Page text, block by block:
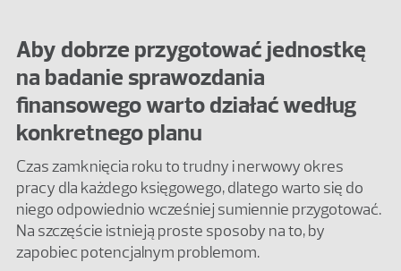
Aby dobrze przygotować jednostkę
na badanie sprawozdania
finansowego warto działać według
konkretnego planu
Czas zamknięcia roku to trudny i nerwowy okres
pracy dla każdego księgowego, dlatego warto się do
niego odpowiednio wcześniej sumiennie przygotować.
Na szczęście istnieją proste sposoby na to, by
zapobiec potencjalnym problemom.